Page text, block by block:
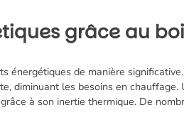
grâce au
énergétiques de manière
diminuant les besoins en
à son inertie thermique. De